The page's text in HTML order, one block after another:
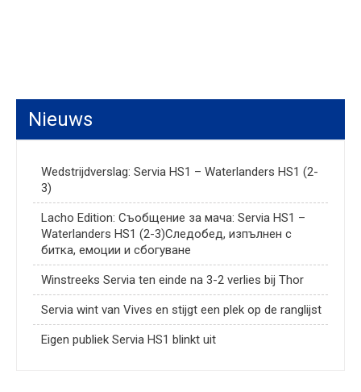
Nieuws
Wedstrijdverslag: Servia HS1 – Waterlanders HS1 (2-
3)
Lacho Edition: Съобщение за мача: Servia HS1 –
Waterlanders HS1 (2-3)Следобед, изпълнен с
битка, емоции и сбогуване
Winstreeks Servia ten einde na 3-2 verlies bij Thor
Servia wint van Vives en stijgt een plek op de ranglijst
Eigen publiek Servia HS1 blinkt uit